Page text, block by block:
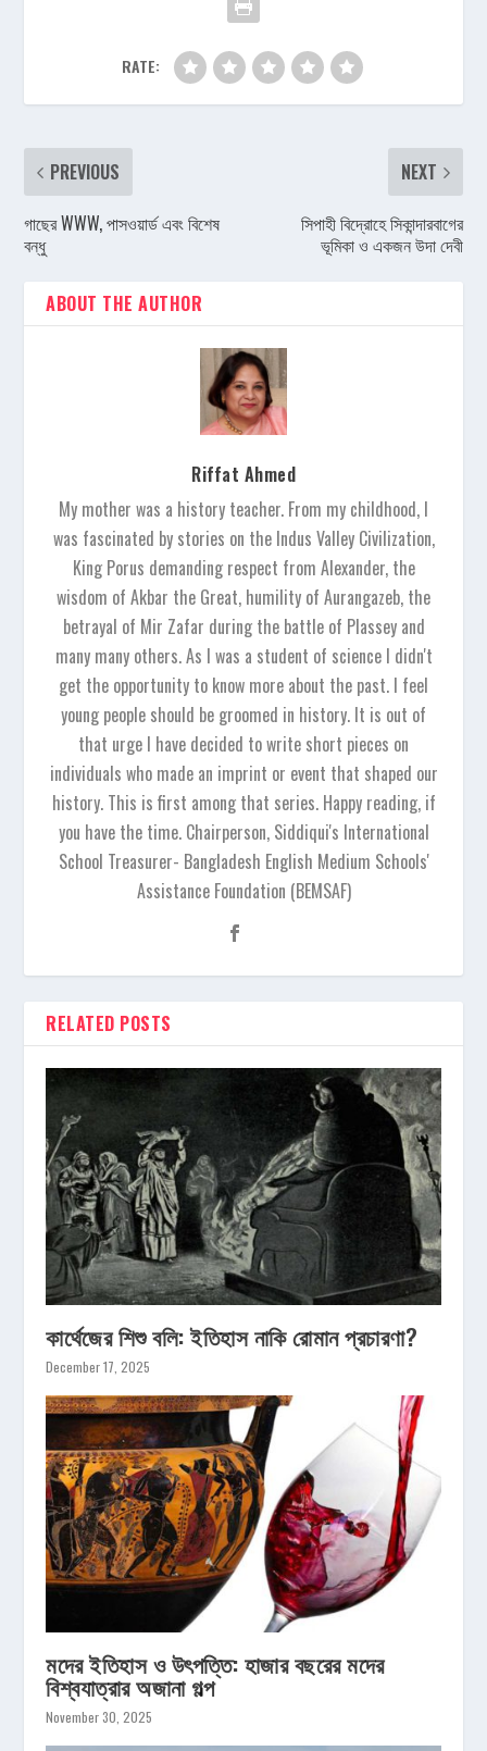
RATE:
PREVIOUS
গাছের WWW, পাসওয়ার্ড এবং বিশেষ
বন্ধু
NEXT
সিপাহী বিদ্রোহে সিকান্দারবাগের
ভূমিকা ও একজন উদা দেবী
ABOUT THE AUTHOR
Riffat Ahmed
My mother was a history teacher. From my childhood, I
was fascinated by stories on the Indus Valley Civilization,
King Porus demanding respect from Alexander, the
wisdom of Akbar the Great, humility of Aurangazeb, the
betrayal of Mir Zafar during the battle of Plassey and
many many others. As I was a student of science I didn't
get the opportunity to know more about the past. I feel
young people should be groomed in history. It is out of
that urge I have decided to write short pieces on
individuals who made an imprint or event that shaped our
history. This is first among that series. Happy reading, if
you have the time. Chairperson, Siddiqui's International
School Treasurer- Bangladesh English Medium Schools'
Assistance Foundation (BEMSAF)
RELATED POSTS
কার্থেজের শিশু বলি: ইতিহাস নাকি রোমান প্রচারণা?
December 17, 2025
মদের ইতিহাস ও উৎপত্তি: হাজার বছরের মদের
বিশ্বযাত্রার অজানা গল্প
November 30, 2025